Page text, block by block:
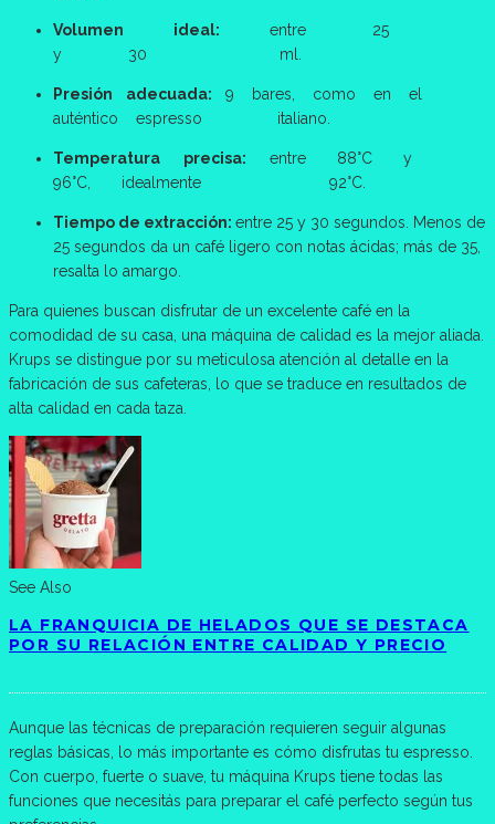
Volumen ideal: entre 25
y 30 ml.
Presión adecuada: 9 bares, como en el
auténtico espresso italiano.
Temperatura precisa: entre 88°C y
96°C, idealmente 92°C.
Tiempo de extracción: entre 25 y 30 segundos. Menos de
25 segundos da un café ligero con notas ácidas; más de 35,
resalta lo amargo.
Para quienes buscan disfrutar de un excelente café en la
comodidad de su casa, una máquina de calidad es la mejor aliada.
Krups se distingue por su meticulosa atención al detalle en la
fabricación de sus cafeteras, lo que se traduce en resultados de
alta calidad en cada taza.
See Also
LA FRANQUICIA DE HELADOS QUE SE DESTACA
POR SU RELACIÓN ENTRE CALIDAD Y PRECIO
Aunque las técnicas de preparación requieren seguir algunas
reglas básicas, lo más importante es cómo disfrutas tu espresso.
Con cuerpo, fuerte o suave, tu máquina Krups tiene todas las
funciones que necesitás para preparar el café perfecto según tus